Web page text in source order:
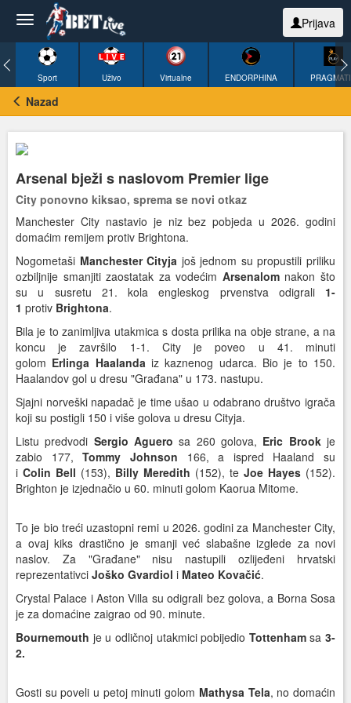
Prijava
Sport Uživo Virtualne ENDORPHINA
Nazad
Arsenal bježi s naslovom Premier lige
City ponovno kiksao, sprema se novi otkaz
Manchester City nastavio je niz bez pobjeda u 2026. godini
domaćim remijem protiv Brightona.
Nogometaši ManchesterCityja još jednom su propustili priliku
ozbiljnije smanjiti zaostatak za vodećim Arsenalom nakon što
su u susretu 21. kola engleskog prvenstva odigrali 1-
1 protiv Brightona.
Bila je to zanimljiva utakmica s dosta prilika na obje strane, a na
koncu je završilo 1-1. City je poveo u 41. minuti
golom Erlinga Haalandaiz kaznenog udarca. Bio je to 150.
Haalandov gol u dresu "Građana" u 173. nastupu.
Sjajni norveški napadač je time ušao u odabrano društvo igrača
koji su postigli 150 i više golova u dresu Cityja.
Listu predvodi SergioAguerosa 260 golova, Eric Brookje
zabio 177,Tommy Johnson 166, a ispred Haaland su
i Colin Bell (153), Billy Meredith (152), te Joe Hayes (152).
Brighton je izjednačio u 60. minuti golom Kaorua Mitome.
To je bio treći uzastopni remi u 2026. godini za Manchester City,
a ovaj kiks drastično je smanji već slabašne izglede za novi
naslov. Za "Građane" nisu nastupili ozlijeđeni hrvatski
reprezentativci Joško Gvardiol i Mateo Kovačić.
Crystal Palace i Aston Villa su odigrali bez golova, a Borna Sosa
je za domaćine zaigrao od 90. minute.
Bournemouth je u odličnoj utakmici pobijedio Tottenhamsa 3-
2.
Gosti su poveli u petoj minuti golom Mathysa Tela, no domaćin